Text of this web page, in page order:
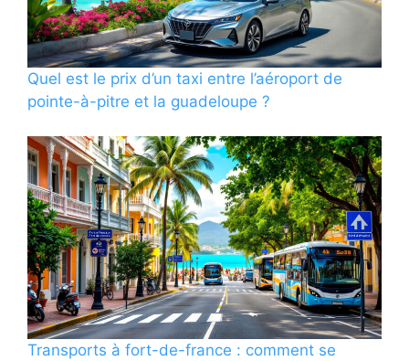
Quel est le prix d’un taxi entre l’aéroport de
pointe-à-pitre et la guadeloupe ?
Transports à fort-de-france : comment se